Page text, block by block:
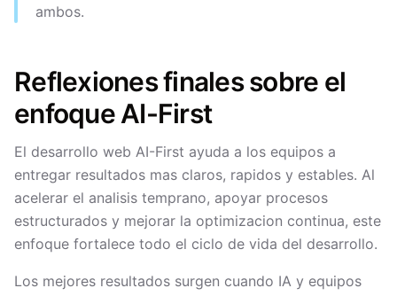
ambos.
Reflexiones finales sobre el
enfoque AI-First
El desarrollo web AI-First ayuda a los equipos a
entregar resultados mas claros, rapidos y estables. Al
acelerar el analisis temprano, apoyar procesos
estructurados y mejorar la optimizacion continua, este
enfoque fortalece todo el ciclo de vida del desarrollo.
Los mejores resultados surgen cuando IA y equipos